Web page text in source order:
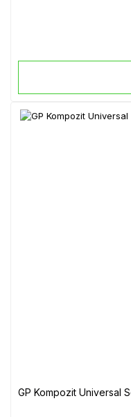
GP Kompozit Universal